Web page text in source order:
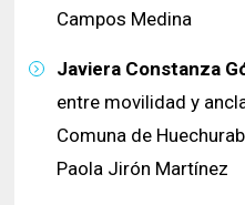
Campos Medina
Javiera Constanza
entre movilidad y
Comuna de
Paola Jirón Martínez